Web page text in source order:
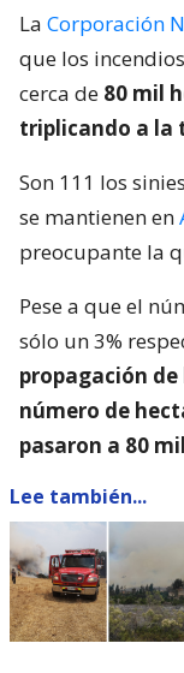
La Corporación
que los
cerca de 80 mil
triplicando a la
Son 111 los
se mantienen en
preocupante la
Pese a que el
sólo un 3%
propagación
número de
pasaron a 80
Lee también...